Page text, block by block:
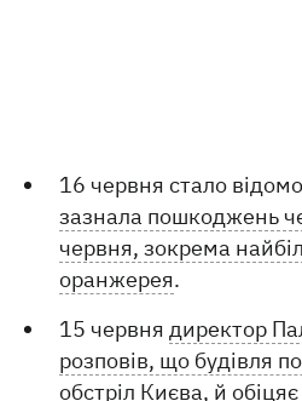
16 червня стало
зазнала пошкоджень
червня, зокрема
оранжерея.
15 червнядиректор
розповів, що будівля
обстріл Києва, й